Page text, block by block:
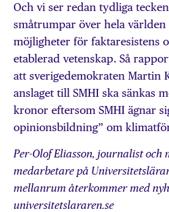
Och vi ser redan tydliga
småtrumpar över hela världen
möjligheter för faktaresistens
etablerad vetenskap. Så
att sverigedemokraten Martin
anslaget till SMHI ska sänkas
kronor eftersom SMHI ägnar
opinionsbildning” om
Per-Olof Eliasson, journalist och
medarbetare på
mellanrum återkommer med
universitetslararen.se